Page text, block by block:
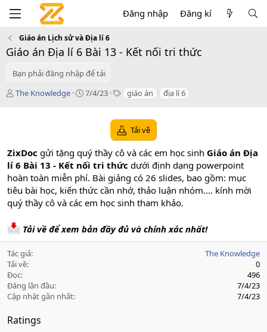
Đăng nhập Đăng kí
Giáo án Lịch sử và Địa lí 6
Giáo án Địa lí 6 Bài 13 - Kết nối tri thức
Bạn phải đăng nhập để tải
T
The Knowledge
C
o
n
d
a
t
7/4/23
T
s
giáo án địa lí 6
Tải về
ZixDoc gửi tặng quý thầy cô và các em học sinh Giáo án Địa
lí 6 Bài 13 - Kết nối tri thức dưới định dạng powerpoint
hoàn toàn miễn phí. Bài giảng có 26 slides, bao gồm: mục
tiêu bài học, kiến thức cần nhớ, thảo luận nhóm.... kính mời
quý thầy cô và các em học sinh tham khảo.
Tải về để xem bản đầy đủ và chính xác nhất!
Tác giả
The Knowledge
Tải về
0
Đọc
496
Đăng lần đầu
7/4/23
Cập nhật gần nhất
7/4/23
Ratings